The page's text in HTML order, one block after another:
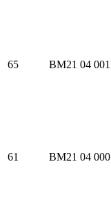
65 BM21 04
61 BM21 04